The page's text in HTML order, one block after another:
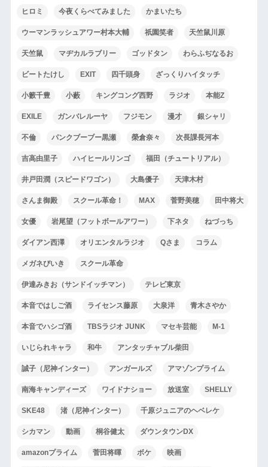
ヒロミ 今夜くらべてみました かまいたち
ウーマンラッシュアワー村本大輔 祇園笑者 天竺鼠川原
天竺鼠 マヂカルラブリー ゴッドタン わらふぢなるお
ビートたけし EXIT 四千頭身 ざっくりハイタッチ
小籔千豊 小藪 キングコング西野 ラジオ 本能Z
EXILE ガンバレルーヤ フジモン 漫才 銀シャリ
不倫 パンクブーブー黒瀬 榮倉奈々 次長課長河本
吉高由里子 ハイヒールリンゴ 福田（チュートリアル）
井戸田潤（スピードワゴン） 大島優子 天津木村
さんま御殿 スクール革命！ MAX 菅野美穂 田中将大
女優 岩尾望（フットボールアワー） 下ネタ ねづっち
ダイアン西澤 オリエンタルラジオ Qさま コラム
メガネびいき スクール革命
伊達みきお（サンドイッチマン） テレビ東京
本音ではしご酒 ライセンス藤原 大泉洋 青木さやか
本音でハシゴ酒 TBSラジオ JUNK マセキ芸能 M-1
いじられキャラ 和牛 アンタッチャブル柴田
誠子（尼神インター） アンガールズ アマゾンプライム
南海キャンディーズ ワイドナショー 放送室 SHELLY
SKE48 渚（尼神インター） 千原ジュニアのヘベレケ
シカマン 動画 桐谷健太 ダウンタウンDX
amazonプライム 菅田将暉 ボケ 映画